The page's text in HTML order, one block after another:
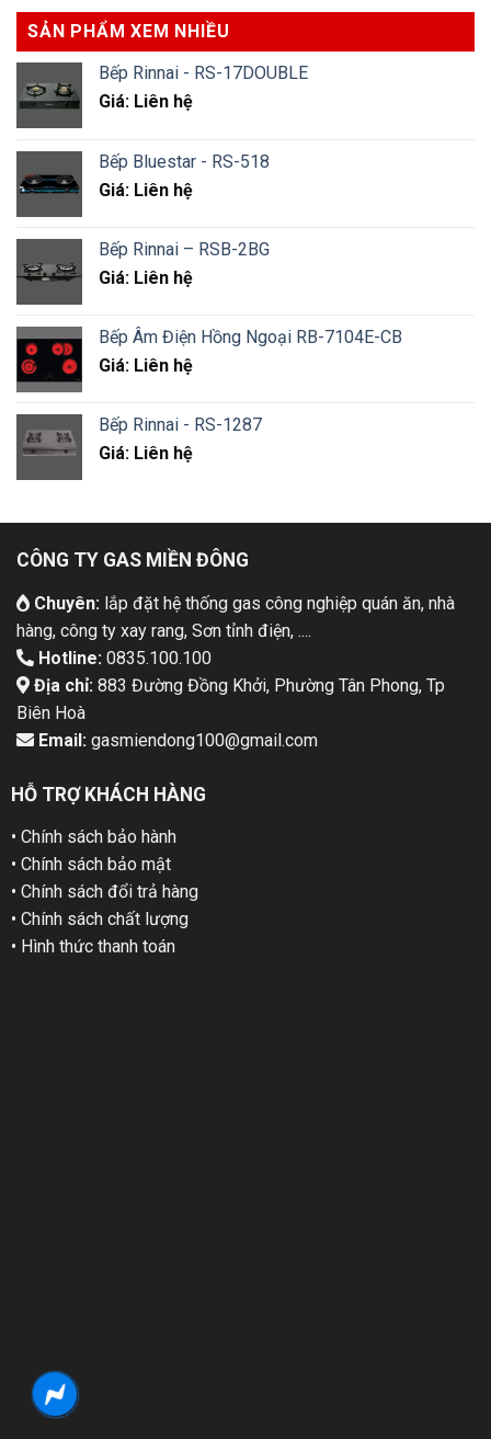
SẢN PHẨM XEM NHIỀU
Bếp Rinnai - RS-17DOUBLE
Giá: Liên hệ
Bếp Bluestar - RS-518
Giá: Liên hệ
Bếp Rinnai – RSB-2BG
Giá: Liên hệ
Bếp Âm Điện Hồng Ngoại RB-7104E-CB
Giá: Liên hệ
Bếp Rinnai - RS-1287
Giá: Liên hệ
CÔNG TY GAS MIỀN ĐÔNG
Chuyên:lắp đặt hệ thống gas công nghiệp quán ăn, nhà
hàng, công ty xay rang, Sơn tỉnh điện, ....
Hotline: 0835.100.100
Địa chỉ:883 Đường Đồng Khởi, Phường Tân Phong, Tp
Biên Hoà
Email:gasmiendong100@gmail.com
HỖ TRỢ KHÁCH HÀNG
• Chính sách bảo hành
• Chính sách bảo mật
• Chính sách đổi trả hàng
• Chính sách chất lượng
• Hình thức thanh toán